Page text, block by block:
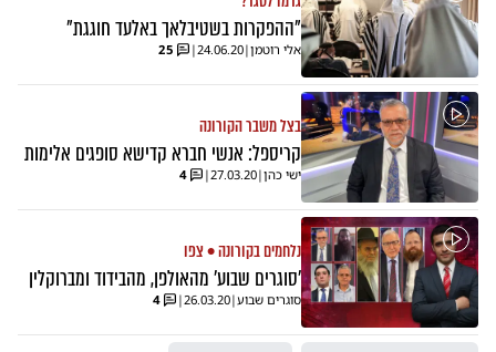
"ההפקרות בשטיבלאך באלעד חוגגת"
אלי רוטמן|
24.06.20
|
25
בצל משבר הקורונה
קריספל: אנשי חברא קדישא סופגים אלימות
ישי כהן |
27.03.20
|
4
נלחמים בקורונה • צפו
'סוגרים שבוע' מהאולפן, מהבידוד ומברוקלין
סוגרים שבוע|
26.03.20
|
4